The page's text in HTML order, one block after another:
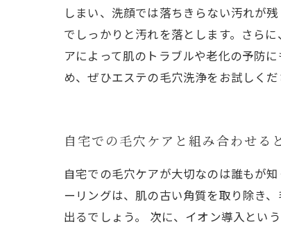
しまい、洗顔では落ちきらない汚れが
でしっかりと汚れを落とします。さら
アによって肌のトラブルや老化の予防
め、ぜひエステの毛穴洗浄をお試しくだ
自宅での毛穴ケアと組み合わせる
自宅での毛穴ケアが大切なのは誰もが
ーリングは、肌の古い角質を取り除き
出るでしょう。 次に、イオン導入とい